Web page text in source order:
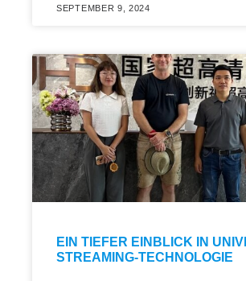
SEPTEMBER 9, 2024
EIN TIEFER EINBLICK IN
STREAMING-TECHNOLOGIE